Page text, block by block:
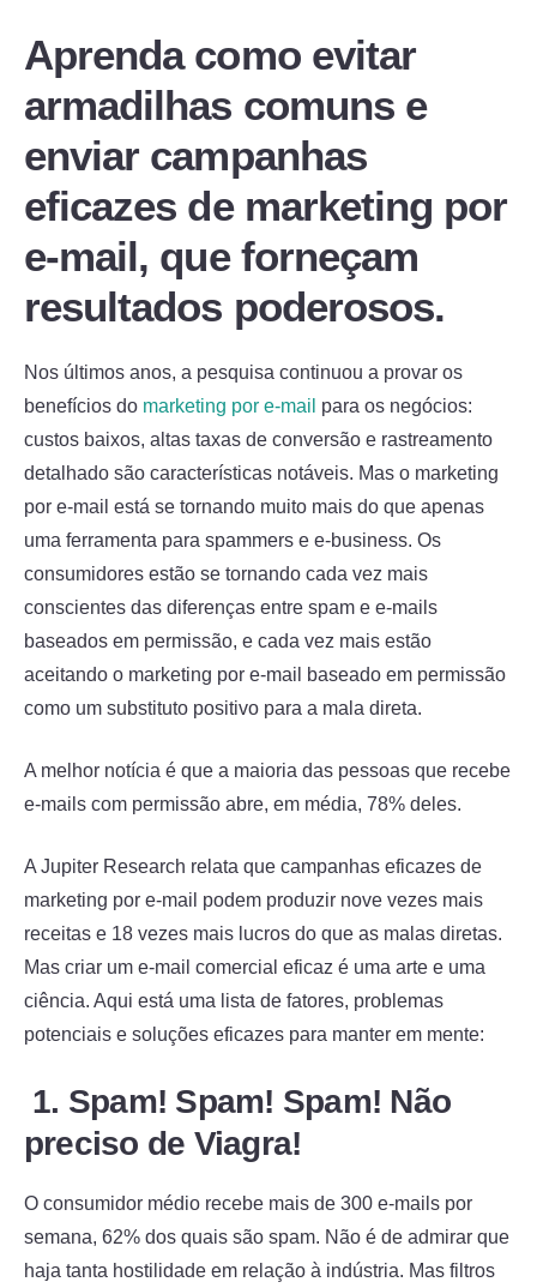
Aprenda como evitar
armadilhas comuns e
enviar campanhas
eficazes de marketing por
e-mail, que forneçam
resultados poderosos.
Nos últimos anos, a pesquisa continuou a provar os
benefícios do marketing por e-mail para os negócios:
custos baixos, altas taxas de conversão e rastreamento
detalhado são características notáveis. Mas o marketing
por e-mail está se tornando muito mais do que apenas
uma ferramenta para spammers e e-business. Os
consumidores estão se tornando cada vez mais
conscientes das diferenças entre spam e e-mails
baseados em permissão, e cada vez mais estão
aceitando o marketing por e-mail baseado em permissão
como um substituto positivo para a mala direta.
A melhor notícia é que a maioria das pessoas que recebe
e-mails com permissão abre, em média, 78% deles.
A Jupiter Research relata que campanhas eficazes de
marketing por e-mail podem produzir nove vezes mais
receitas e 18 vezes mais lucros do que as malas diretas.
Mas criar um e-mail comercial eficaz é uma arte e uma
ciência. Aqui está uma lista de fatores, problemas
potenciais e soluções eficazes para manter em mente:
1. Spam! Spam! Spam! Não
preciso de Viagra!
O consumidor médio recebe mais de 300 e-mails por
semana, 62% dos quais são spam. Não é de admirar que
haja tanta hostilidade em relação à indústria. Mas filtros